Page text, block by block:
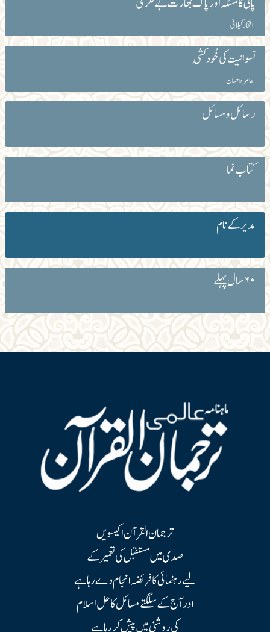
افتخار گیلانی
نسوانیت کی خُودکُشی
عامرہ احسان
رسائل و مسائل
کتاب نما
مدیر کے نام
۶۰ سال پہلے
ترجمان القرآن اکیسویں
صدی میں مستقبل کی تعمیر کے
لیے رہنمائی کا فریضہ انجام دے رہا ہے
اور آج کے سلگتے مسائل کا حل اسلام
کی روشنی میں پیش کر رہا ہے